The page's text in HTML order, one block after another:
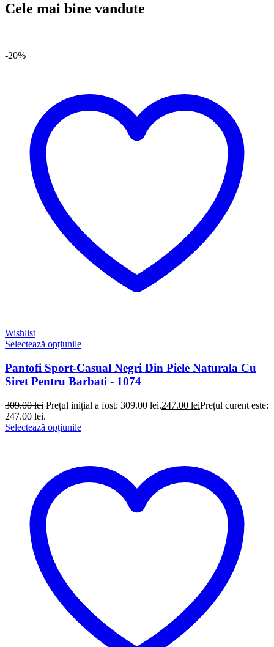
Cele mai bine vandute
-20%
Wishlist
Selectează opțiunile
Pantofi Sport-Casual Negri Din Piele Naturala Cu
Siret Pentru Barbati - 1074
309.00lei Prețul inițial a fost: 309.00 lei.247.00 leiPrețul curent este:
247.00 lei.
Selectează opțiunile